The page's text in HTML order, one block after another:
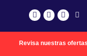
Revisa nuestras